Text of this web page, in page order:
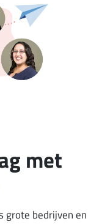
met
grote bedrijven en